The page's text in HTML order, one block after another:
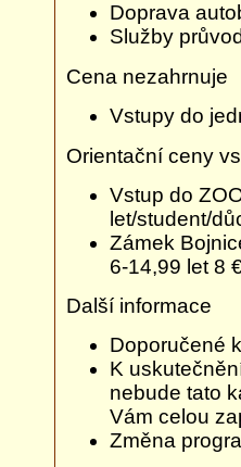
Doprava
Služby
Cena nezahrnuje
Vstupy do
Orientační ceny
Vstup do
let/student/
Zámek
6-14,99 let 8
Další informace
Doporučené
K
nebude tato
Vám celou
Změna